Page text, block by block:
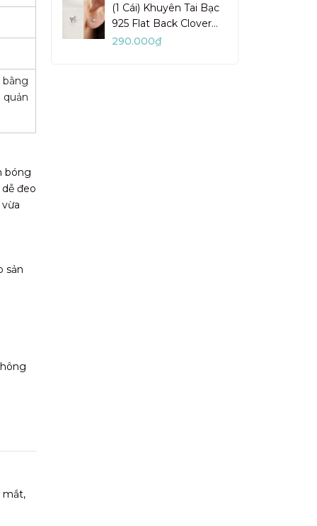
bằng
bóng
đeo
sản
mắt,
(1 Cái) Khuyên Tai Bạc
925 Flat Back Clover
Stud Đính Đá -
290.000₫